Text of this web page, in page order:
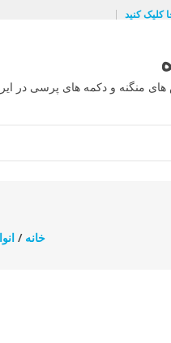
کلیک کنید
های منگنه و دکمه های پرسی در
خانه /